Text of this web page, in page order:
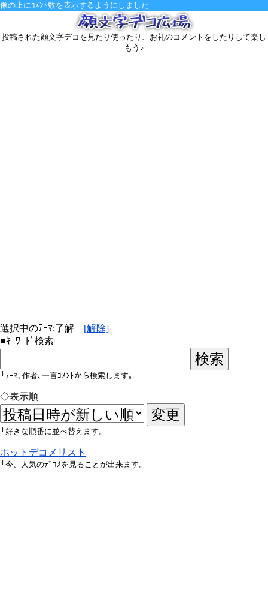
上にｺﾒﾝﾄ数を表示するようにしました
投稿された顔文字デコを見たり使ったり、お礼のコメントをしたりして楽し
もう♪
選択中のﾃｰﾏ:了解 [解除]
■ｷｰﾜｰﾄﾞ検索
└ﾃｰﾏ､作者､一言ｺﾒﾝﾄから検索します｡
◇表示順
└好きな順番に並べ替えます。
ホットデコメリスト
└今、人気のﾃﾞｺﾒを見ることが出来ます。